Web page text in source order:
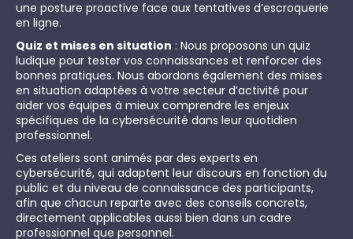
une posture proactive face aux tentatives d’escroquerie
en ligne.
Quiz et mises en situation : Nous proposons un quiz
ludique pour tester vos connaissances et renforcer des
bonnes pratiques. Nous abordons également des mises
en situation adaptées à votre secteur d’activité pour
aider vos équipes à mieux comprendre les enjeux
spécifiques de la cybersécurité dans leur quotidien
professionnel.
Ces ateliers sont animés par des experts en
cybersécurité, qui adaptent leur discours en fonction du
public et du niveau de connaissance des participants,
afin que chacun reparte avec des conseils concrets,
directement applicables aussi bien dans un cadre
professionnel que personnel.